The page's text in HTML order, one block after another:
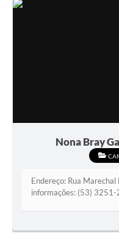
Nona Bray
Endereço: Rua
informações: (53)